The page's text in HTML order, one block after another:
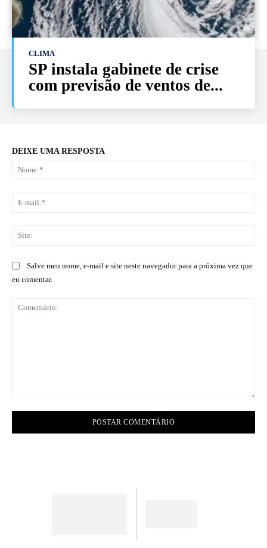
CLIMA
SP instala gabinete de crise
com previsão de ventos de...
DEIXE UMA RESPOSTA
Salve meu nome, e-mail e site neste navegador para a próxima vez que
eu comentar.